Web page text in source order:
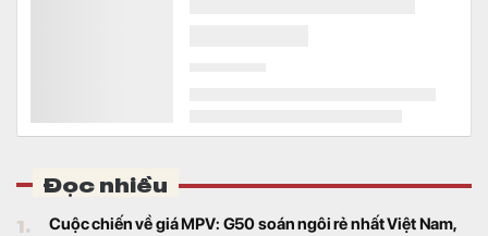
Giá kim loại được coi là thước đo sức khỏe kinh tế
toàn cầu tăng cao chưa từng có trong lịch sử:
Chuyện gì đang diễn ra?